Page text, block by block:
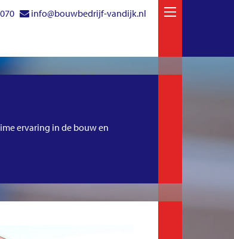
info@bouwbedrijf-vandijk.nl
ervaring in de bouw en